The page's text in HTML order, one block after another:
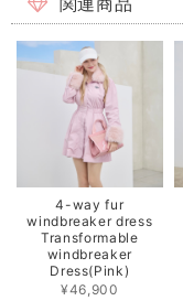
関連商品
4-way fur
windbreaker dress
Transformable
windbreaker
Dress(Pink)
¥46,900